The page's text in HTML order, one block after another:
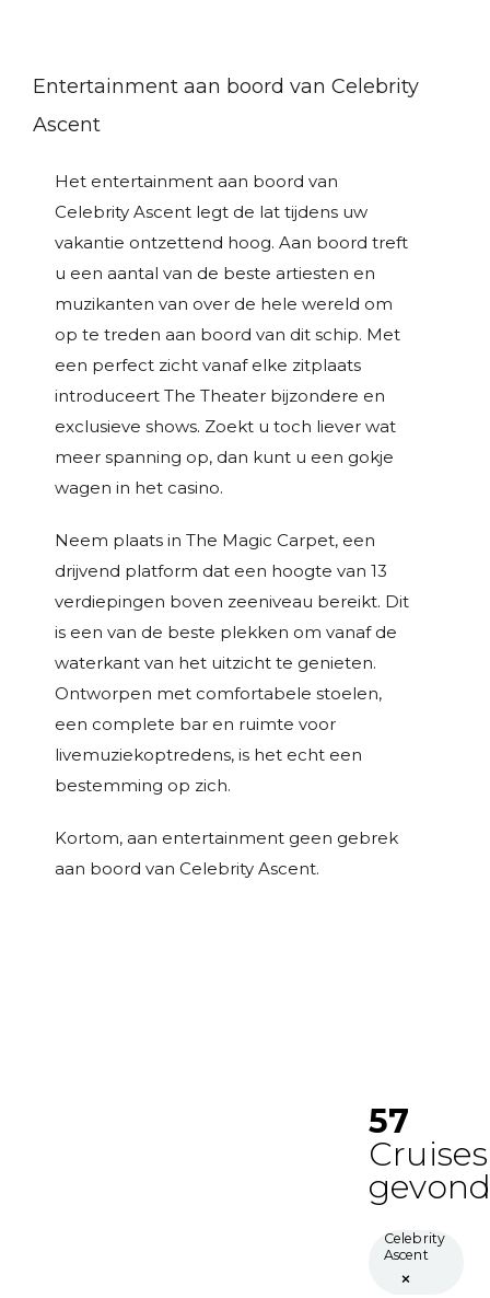
Entertainment aan boord van Celebrity
Ascent
Het entertainment aan boord van
Celebrity Ascent legt de lat tijdens uw
vakantie ontzettend hoog. Aan boord treft
u een aantal van de beste artiesten en
muzikanten van over de hele wereld om
op te treden aan boord van dit schip. Met
een perfect zicht vanaf elke zitplaats
introduceert The Theater bijzondere en
exclusieve shows. Zoekt u toch liever wat
meer spanning op, dan kunt u een gokje
wagen in het casino.
Neem plaats in The Magic Carpet, een
drijvend platform dat een hoogte van 13
verdiepingen boven zeeniveau bereikt. Dit
is een van de beste plekken om vanaf de
waterkant van het uitzicht te genieten.
Ontworpen met comfortabele stoelen,
een complete bar en ruimte voor
livemuziekoptredens, is het echt een
bestemming op zich.
Kortom, aan entertainment geen gebrek
aan boord van Celebrity Ascent.